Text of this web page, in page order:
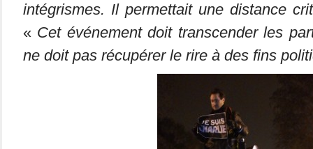
intégrismes. Il permettait une distance
« Cet événement doit transcender les
ne doit pas récupérer le rire à des fins